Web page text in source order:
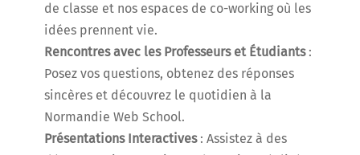
de classe et nos espaces de co-working où les
idées prennent vie.
Rencontres avec les Professeurs et Étudiants:
Posez vos questions, obtenez des réponses
sincères et découvrez le quotidien à la
Normandie Web School.
Présentations Interactives: Assistez à des